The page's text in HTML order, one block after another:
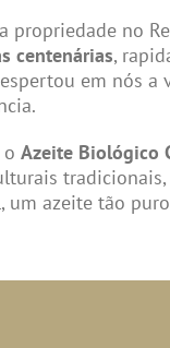
propriedade no
centenárias,
em nós
Azeite Biológico
um azeite tão